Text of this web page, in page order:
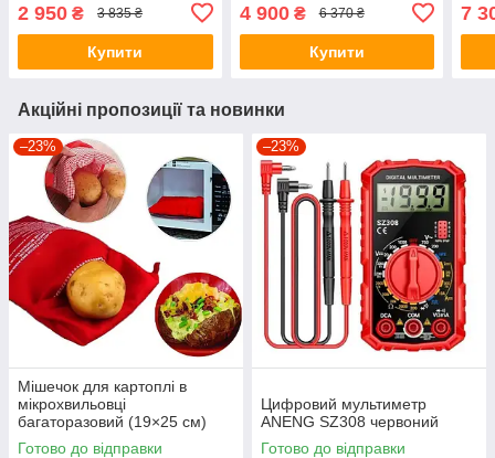
2 950 ₴ 3 835 ₴
Купити
4 900₴ 6 370 ₴
Купити
7
Акційні пропозиції та новинки
–23%
Мішечок для картоплі в
мікрохвильовці
багаторазовий (19×25 см)
MPG-01
Готово до відправки
–23%
Цифровий мультиметр
ANENG SZ308 червоний
Готово до відправки